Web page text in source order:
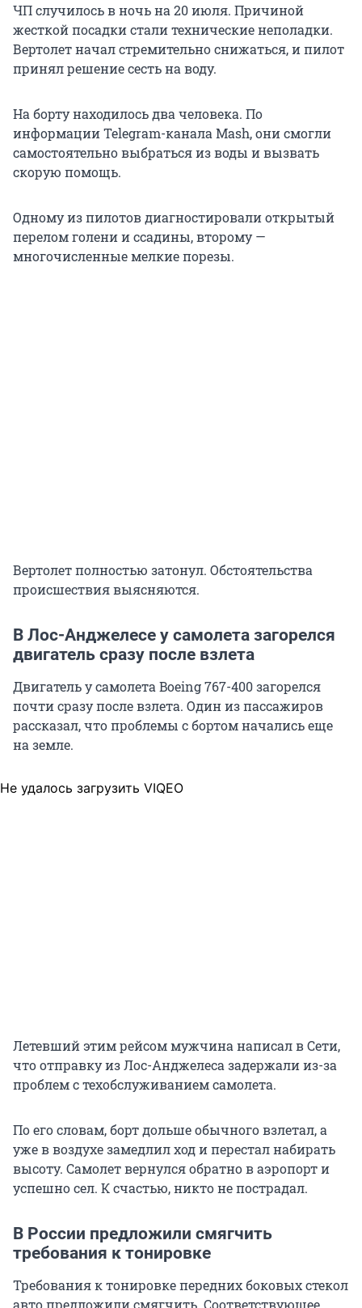
ЧП случилось в ночь на 20 июля. Причиной
жесткой посадки стали технические неполадки.
Вертолет начал стремительно снижаться, и пилот
принял решение сесть на воду.
На борту находилось два человека. По
информации Telegram-канала Mash, они смогли
самостоятельно выбраться из воды и вызвать
скорую помощь.
Одному из пилотов диагностировали открытый
перелом голени и ссадины, второму —
многочисленные мелкие порезы.
Вертолет полностью затонул. Обстоятельства
происшествия выясняются.
В Лос-Анджелесе у самолета загорелся
двигатель сразу после взлета
Двигатель у самолета Boeing 767-400 загорелся
почти сразу после взлета. Один из пассажиров
рассказал, что проблемы с бортом начались еще
на земле.
Не удалось загрузить VIQEO
Летевший этим рейсом мужчина написал в Сети,
что отправку из Лос-Анджелеса задержали из-за
проблем с техобслуживанием самолета.
По его словам, борт дольше обычного взлетал, а
уже в воздухе замедлил ход и перестал набирать
высоту. Самолет вернулся обратно в аэропорт и
успешно сел. К счастью, никто не пострадал.
В России предложили смягчить
требования к тонировке
Требования к тонировке передних боковых стекол